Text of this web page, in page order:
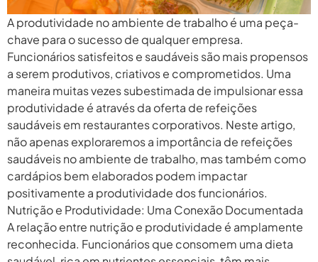
A produtividade no ambiente de trabalho é uma peça-
chave para o sucesso de qualquer empresa.
Funcionários satisfeitos e saudáveis são mais propensos
a serem produtivos, criativos e comprometidos. Uma
maneira muitas vezes subestimada de impulsionar essa
produtividade é através da oferta de refeições
saudáveis em restaurantes corporativos. Neste artigo,
não apenas exploraremos a importância de refeições
saudáveis no ambiente de trabalho, mas também como
cardápios bem elaborados podem impactar
positivamente a produtividade dos funcionários.
Nutrição e Produtividade: Uma Conexão Documentada
A relação entre nutrição e produtividade é amplamente
reconhecida. Funcionários que consomem uma dieta